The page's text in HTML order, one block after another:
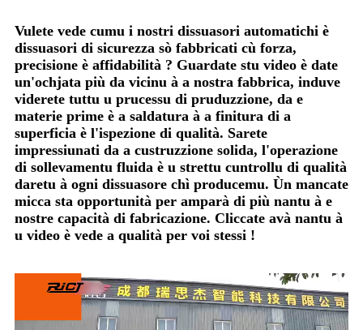
Vulete vede cumu i nostri dissuasori automatichi è
dissuasori di sicurezza sò fabbricati cù forza,
precisione è affidabilità ? Guardate stu video è date
un'ochjata più da vicinu à a nostra fabbrica, induve
viderete tuttu u prucessu di pruduzzione, da e
materie prime è a saldatura à a finitura di a
superficia è l'ispezione di qualità. Sarete
impressiunati da a custruzzione solida, l'operazione
di sollevamentu fluida è u strettu cuntrollu di qualità
daretu à ogni dissuasore chì producemu. Ùn mancate
micca sta opportunità per amparà di più nantu à e
nostre capacità di fabricazione. Cliccate avà nantu à
u video è vede a qualità per voi stessi !